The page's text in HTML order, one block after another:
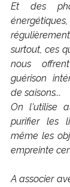
Et des
surtout, ces
nous
guérison
de saisons...
On l'utilise
purifier les
même les
empreinte
A associer